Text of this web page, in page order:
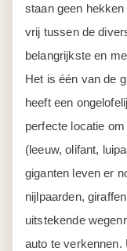
staan geen
vrij tussen de
belangrijkste en
Het is één van de
heeft een
perfecte locatie
(leeuw, olifant,
giganten leven er
nijlpaarden,
uitstekende
auto te verkennen.